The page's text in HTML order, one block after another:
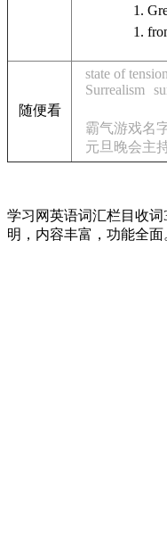
随便看
state of tension
Surrealism
霸气游戏名
元旦晚会主
学习网英语词汇栏目收
明，内容丰富，功能全面